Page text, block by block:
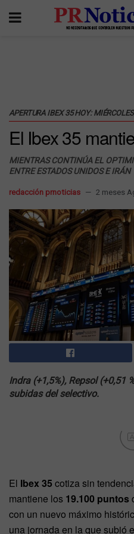
APERTURA IBEX 35 HOY:
El Ibex 35
MIENTRAS CONTINÚA EL
ENTRE ESTADOS UNIDOS E IRÁN
redacción prnoticias 2 meses
Indra (+1,5%), Repsol (+0,51
subidas del selectivo.
El Ibex 35 cotiza sin
mantiene los 19.100 puntos
con un nuevo máximo
una jornada en la que subió